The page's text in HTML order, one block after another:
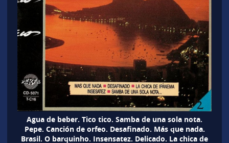
Agua de beber. Tico tico. Samba de una sola nota.
Pepe. Canción de orfeo. Desafinado. Más que nada.
Brasil. O barquinho. Insensatez. Delicado. La chica de